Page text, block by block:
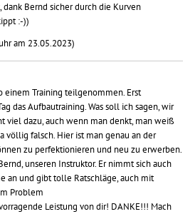
Bernd sicher durch die Kurven
:-))
am 23.05.2023)
einem Training teilgenommen. Erst
das Aufbautraining. Was soll ich sagen, wir
viel dazu, auch wenn man denkt, man weiß
völlig falsch. Hier ist man genau an der
zu perfektionieren und neu zu erwerben.
unseren Instruktor. Er nimmt sich auch
an und gibt tolle Ratschläge, auch mit
Problem
Leistung von dir! DANKE!!! Mach